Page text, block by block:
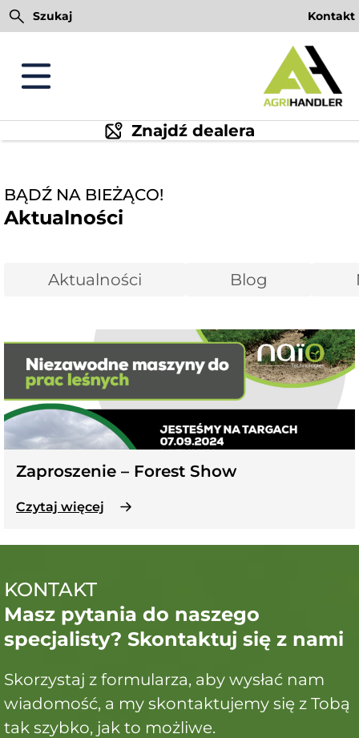
PrzejdźSzukaj Kontakt
Znajdź dealera
BĄDŹ NA BIEŻĄCO!
Aktualności
Aktualności Blog
Zaproszenie – Forest Show
Czytaj więcej
KONTAKT
Masz pytania do naszego
specjalisty? Skontaktuj się z nami
Skorzystaj z formularza, aby wysłać nam
wiadomość, a my skontaktujemy się z Tobą
tak szybko, jak to możliwe.